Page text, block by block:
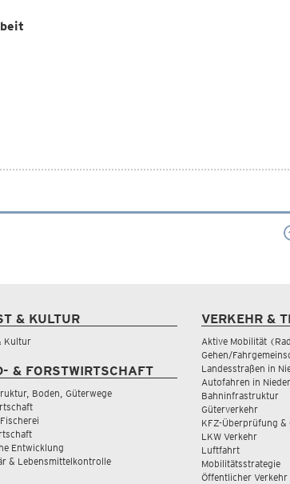
& KULTUR
Kultur
& FORSTWIRTSCHAFT
Boden, Güterwege
Entwicklung
& Lebensmittelkontrolle
VERKEHR &
Aktive Mobilität
Gehen/
Landesstraßen in
Autofahren in
Bahninfrastruktur
Güterverkehr
KFZ-Überprüfung &
LKW Verkehr
Luftfahrt
Mobilitätsstrategie
Öffentlicher Verkehr